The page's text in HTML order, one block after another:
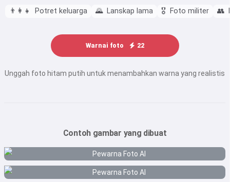
👨‍👩‍👧 Potret keluarga 🌄 Lanskap lama 🎖️ Foto militer 👥
Warnai foto 22
Unggah foto hitam putih untuk menambahkan warna yang realistis
Contoh gambar yang dibuat